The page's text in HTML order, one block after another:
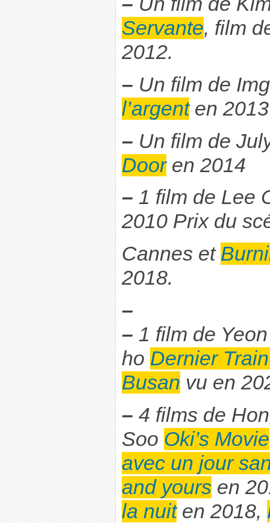
Servante, film
2012.
– Un film de
l’argenten 2013
– Un film de
Dooren 2014
– 1 film de Lee
2010 Prix du
Cannes et
2018.
–
– 1 film de
ho Dernier
Busan vu en
– 4 films de
Soo Oki’s Movie
avec un jour
and yoursen
la nuiten 2018,